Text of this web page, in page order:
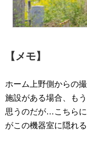
【メモ】
ホーム上野側からの
施設がある場合、も
思うのだが…こちら
がこの機器室に隠れる